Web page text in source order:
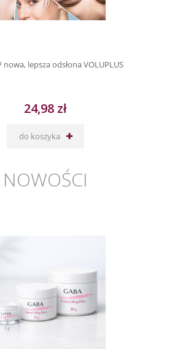
nowa, lepsza odsłona VOLUPLUS
24,98 zł
do koszyka
NOWOŚCI